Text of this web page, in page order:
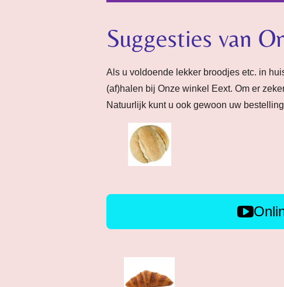
Suggesties van
Als u voldoende lekker broodjes etc. in
(af)halen bij Onze winkel Eext. Om er
Natuurlijk kunt u ook gewoon uw